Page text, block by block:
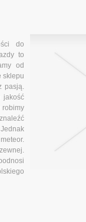
do
to
od
sklepu
pasją.
jakość
robimy